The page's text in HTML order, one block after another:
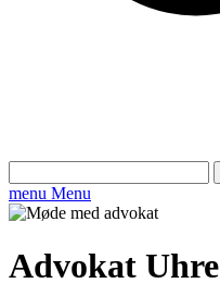
efter:
menu Menu
Advokat Uhre